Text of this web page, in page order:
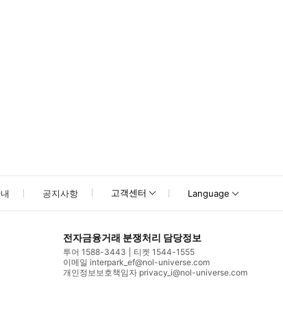
공지사항 고객센터 Language
전자금융거래 분쟁처리 담당정보
투어 1588-3443
티켓 1544-1555
이메일 interpark_ef@nol-universe.com
개인정보보호책임자 privacy_i@nol-universe.com